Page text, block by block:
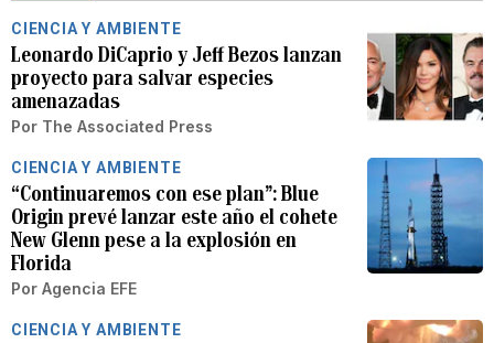
CIENCIA Y AMBIENTE
Leonardo DiCaprio y Jeff Bezos lanzan
proyecto para salvar especies
amenazadas
Por The Associated Press
CIENCIA Y AMBIENTE
“Continuaremos con ese plan”: Blue
Origin prevé lanzar este año el cohete
New Glenn pese a la explosión en
Florida
Por Agencia EFE
CIENCIA Y AMBIENTE